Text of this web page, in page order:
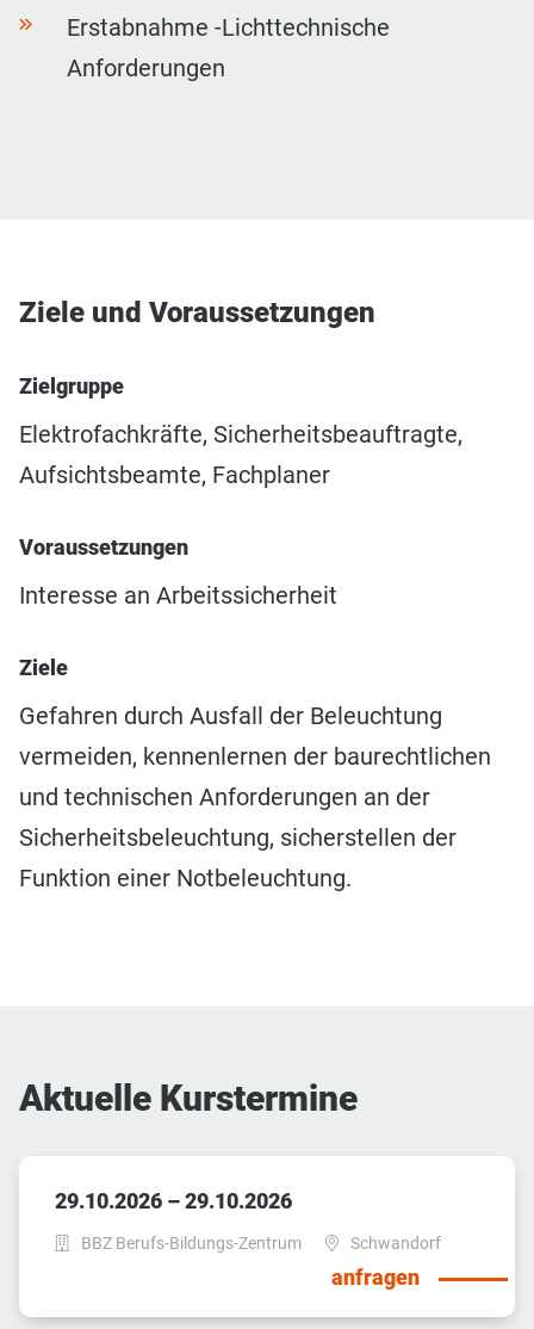
Erstabnahme -Lichttechnische
Anforderungen
Ziele und Voraussetzungen
Zielgruppe
Elektrofachkräfte, Sicherheitsbeauftragte,
Aufsichtsbeamte, Fachplaner
Voraussetzungen
Interesse an Arbeitssicherheit
Ziele
Gefahren durch Ausfall der Beleuchtung
vermeiden, kennenlernen der baurechtlichen
und technischen Anforderungen an der
Sicherheitsbeleuchtung, sicherstellen der
Funktion einer Notbeleuchtung.
Aktuelle Kurstermine
29.10.2026 – 29.10.2026
BBZ Berufs-Bildungs-Zentrum Schwandorf
anfragen